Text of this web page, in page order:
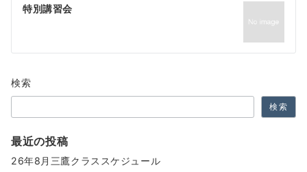
ゲ
シ
ョ
ン
特別講習会
検索
検索
最近の投稿
26年8月三鷹クラススケジュール